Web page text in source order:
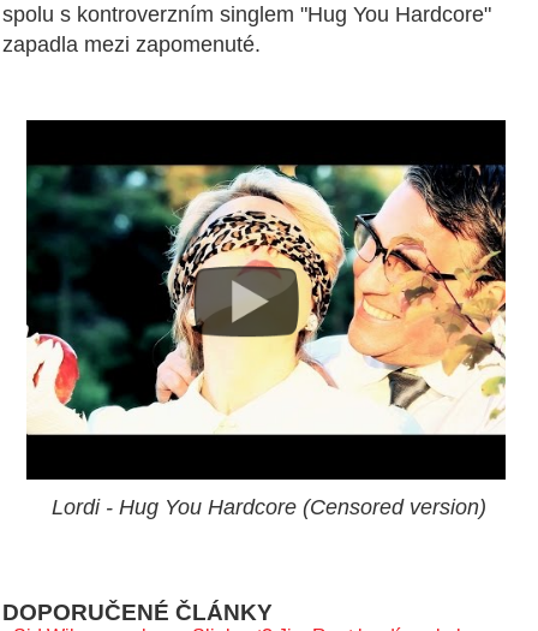
spolu s kontroverzním singlem "Hug You Hardcore"
zapadla mezi zapomenuté.
Lordi - Hug You Hardcore (Censored version)
DOPORUČENÉ ČLÁNKY